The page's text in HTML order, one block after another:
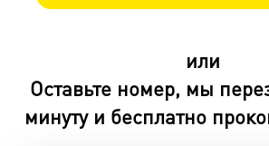
или
Оставьте номер, мы
минуту и бесплатно